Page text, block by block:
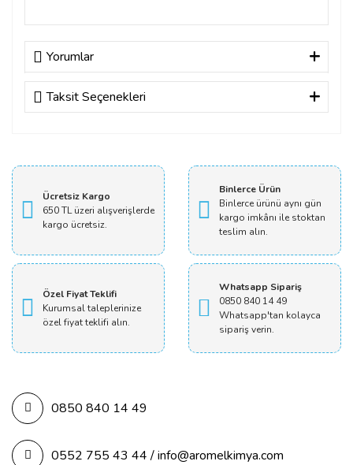
Yorumlar
Bu ürüne ilk yorumu siz yapın!
Taksit Seçenekleri
Ücretsiz Kargo
650 TL üzeri alışverişlerde
kargo ücretsiz.
Binlerce Ürün
Binlerce ürünü aynı gün
kargo imkânı ile stoktan
teslim alın.
Özel Fiyat Teklifi
Kurumsal taleplerinize
özel fiyat teklifi alın.
Whatsapp Sipariş
0850 840 14 49
Whatsapp'tan kolayca
sipariş verin.
0850 840 14 49
0552 755 43 44 / info@aromelkimya.com